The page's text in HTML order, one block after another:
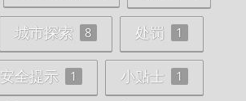
城市探索 8 处罚 1
安全提示 1 小贴士 1